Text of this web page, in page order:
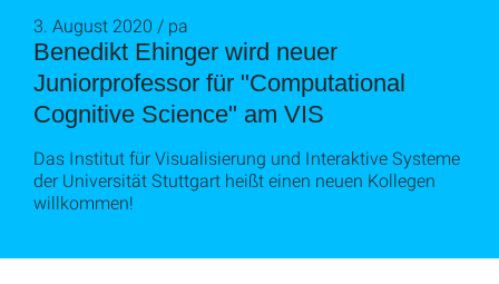
Benedikt Ehinger wird neuer
Juniorprofessor für "Computational
Cognitive Science" am VIS
3. August 2020 / pa
Das Institut für Visualisierung und Interaktive Systeme
der Universität Stuttgart heißt einen neuen Kollegen
willkommen!